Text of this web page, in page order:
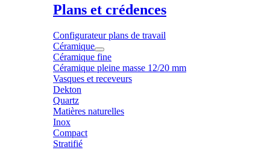
Plans et crédences
Configurateur plans de travail
Céramique
Céramique fine
Céramique pleine masse 12/20 mm
Vasques et receveurs
Dekton
Quartz
Matières naturelles
Inox
Compact
Stratifié